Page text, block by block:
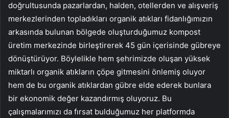
doğrultusunda pazarlardan, halden, otellerden ve alışveriş
merkezlerinden topladıkları organik atıkları fidanlığımızın
arkasında bulunan bölgede oluşturduğumuz kompost
üretim merkezinde birleştirerek 45 gün içerisinde gübreye
dönüştürüyor. Böylelikle hem şehrimizde oluşan yüksek
miktarlı organik atıkların çöpe gitmesini önlemiş oluyor
hem de bu organik atıklardan gübre elde ederek bunlara
bir ekonomik değer kazandırmış oluyoruz. Bu
çalışmalarımızı da fırsat bulduğumuz her platformda